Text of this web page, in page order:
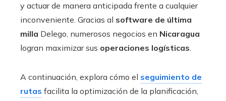
y actuar de manera anticipada frente a cualquier
inconveniente. Gracias al software de última
milla Delego, numerosos negocios en Nicaragua
logran maximizar sus operaciones logísticas.
A continuación, explora cómo el seguimiento de
rutas facilita la optimización de la planificación,